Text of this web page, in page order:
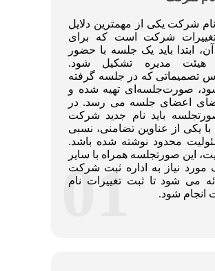
نام شرکت‌ یکی از مهمترین دلایل
شرکت است که برای
آن، ابتدا باید یک جلسه با حضور
هیئت مدیره تشکیل شود.
تصمیماتی که در جلسه گرفته
صورت‌جلسه‌ای تهیه شده و
اعضای جلسه می رسد. در
باید نام جدید شرکت
با یکی از عناوین تضامنی، نسبی
محدود نوشته شده باشد.
این صورتجلسه همراه با سایر
مورد نیاز به اداره ثبت شرکت
می شود تا ثبت تغییرات نام
شود.
01